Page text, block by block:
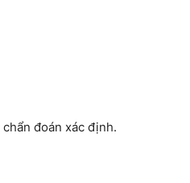
đoán xác định.